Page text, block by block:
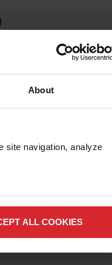
About
site navigation, analyze
ALL COOKIES